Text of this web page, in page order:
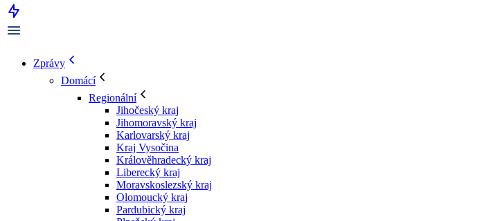
Zprávy
Domácí
Regionální
Jihočeský kraj
Jihomoravský kraj
Karlovarský kraj
Kraj Vysočina
Králověhradecký kraj
Liberecký kraj
Moravskoslezský kraj
Olomoucký kraj
Pardubický kraj